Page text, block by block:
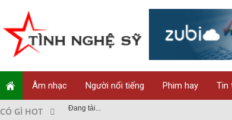
Âm nhạc Người nổi tiếng Phim hay Tin
CÓ GÌ HOT Đang tải...